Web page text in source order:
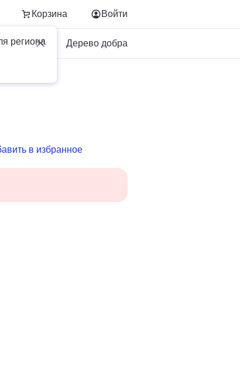
Корзина
региона
Войти
бизнеса Дерево добра
в избранное